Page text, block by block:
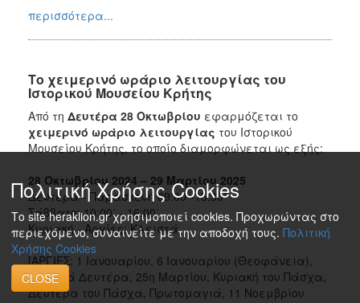
περισσότερα...
Το χειμερινό ωράριο λειτουργίας του
Ιστορικού Μουσείου Κρήτης
Από τη Δευτέρα 28 Οκτωβρίου εφαρμόζεται το
χειμερινό ωράριο λειτουργίας του Ιστορικού
Μουσείου Κρήτης, το οποίο διαμορφώνεται ως εξής:
28 Οκτωβρίου 2024 – 29 Μαρτίου 2025
Δευτέρα - Παρασκευή 09:00΄-15:30΄
Σάββατο: 10:00΄ - 16:00΄
Κυριακή - Αργίες: Κλειστά
[ΑΡΓΙΕΣ: 1 Ιανουαρίου, 6 Ιανουαρίου (Θεοφάνεια),
Καθαρά Δευτέρα, 25η Μαρτίου, Κυριακή του Πάσχα,
Δευτέρα του Πάσχα, Πρωτομαγιά, 11 Νοεμβρίου
Πολιτική Χρήσης Cookies
Το site heraklion.gr χρησιμοποιεί cookies. Προχωρώντας στο
περιεχόμενο, συναινείτε με την αποδοχή τους. Πολιτική
Χρήσης Cookies
CLOSE